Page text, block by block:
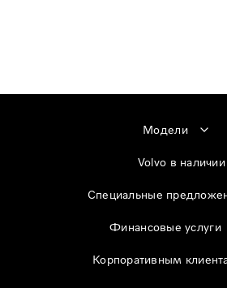
Модели
Volvo в наличии
Специальные
Финансовые услуги
Корпоративным